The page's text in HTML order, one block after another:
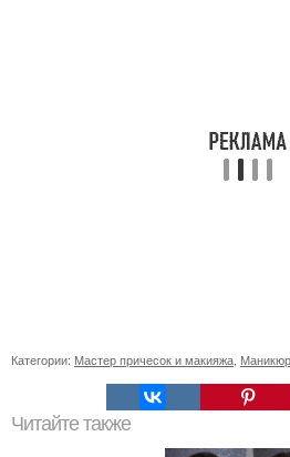
Категории: Мастер причесок и макияжа
Читайте также